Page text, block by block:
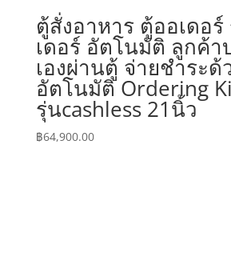
ตู้สั่งอาหาร ตู้ออเดอ
เดอร์ อัตโนมัติ ลูกค้า
เองผ่านตู้ จ่ายชำระด้
อัตโนมัติ Ordering
รุ่นcashless 21นิ้ว
฿64,900.00